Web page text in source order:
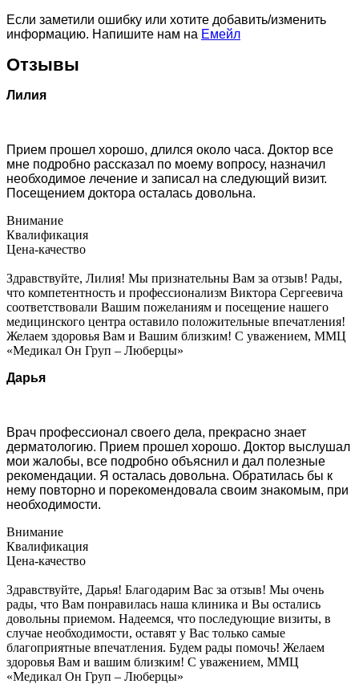
Если заметили ошибку или хотите добавить/изменить
информацию. Напишите нам на Емейл
Отзывы
Лилия
Прием прошел хорошо, длился около часа. Доктор все
мне подробно рассказал по моему вопросу, назначил
необходимое лечение и записал на следующий визит.
Посещением доктора осталась довольна.
Внимание
Квалификация
Цена-качество
Здравствуйте, Лилия! Мы признательны Вам за отзыв! Рады,
что компетентность и профессионализм Виктора Сергеевича
соответствовали Вашим пожеланиям и посещение нашего
медицинского центра оставило положительные впечатления!
Желаем здоровья Вам и Вашим близким! С уважением, ММЦ
«Медикал Он Груп – Люберцы»
Дарья
Врач профессионал своего дела, прекрасно знает
дерматологию. Прием прошел хорошо. Доктор выслушал
мои жалобы, все подробно объяснил и дал полезные
рекомендации. Я осталась довольна. Обратилась бы к
нему повторно и порекомендовала своим знакомым, при
необходимости.
Внимание
Квалификация
Цена-качество
Здравствуйте, Дарья! Благодарим Вас за отзыв! Мы очень
рады, что Вам понравилась наша клиника и Вы остались
довольны приемом. Надеемся, что последующие визиты, в
случае необходимости, оставят у Вас только самые
благоприятные впечатления. Будем рады помочь! Желаем
здоровья Вам и вашим близким! С уважением, ММЦ
«Медикал Он Груп – Люберцы»